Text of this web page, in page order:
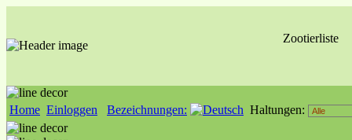
Zootierliste
Home Einloggen Bezeichnungen: Haltungen: